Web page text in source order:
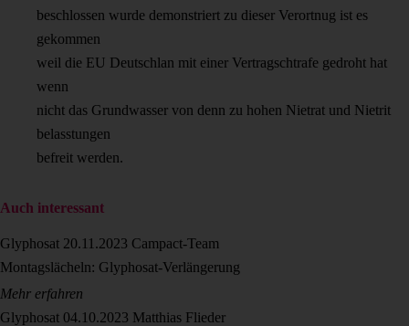
beschlossen wurde demonstriert zu dieser Verortnug ist es
gekommen
weil die EU Deutschlan mit einer Vertragschtrafe gedroht hat
wenn
nicht das Grundwasser von denn zu hohen Nietrat und Nietrit
belasstungen
befreit werden.
Auch interessant
Glyphosat 20.11.2023 Campact-Team
Montagslächeln: Glyphosat-Verlängerung
Mehr erfahren
Glyphosat 04.10.2023 Matthias Flieder